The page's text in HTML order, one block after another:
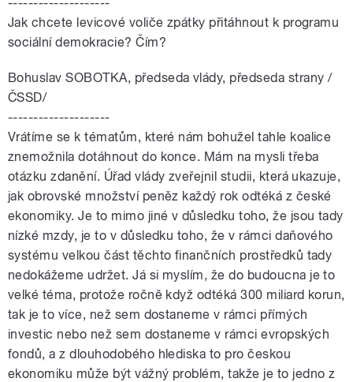
Jak chcete levicové voliče zpátky přitáhnout k programu
sociální demokracie? Čím?
Bohuslav SOBOTKA, předseda vlády, předseda strany /
ČSSD/
--------------------
Vrátíme se k tématům, které nám bohužel tahle koalice
znemožnila dotáhnout do konce. Mám na mysli třeba
otázku zdanění. Úřad vlády zveřejnil studii, která ukazuje,
jak obrovské množství peněz každý rok odtéká z české
ekonomiky. Je to mimo jiné v důsledku toho, že jsou tady
nízké mzdy, je to v důsledku toho, že v rámci daňového
systému velkou část těchto finančních prostředků tady
nedokážeme udržet. Já si myslím, že do budoucna je to
velké téma, protože ročně když odtéká 300 miliard korun,
tak je to více, než sem dostaneme v rámci přímých
investic nebo než sem dostaneme v rámci evropských
fondů, a z dlouhodobého hlediska to pro českou
ekonomiku může být vážný problém, takže je to jedno z